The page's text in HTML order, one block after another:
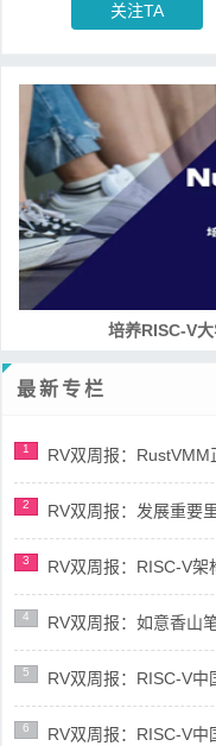
关注TA
培养RISC-V
最新专栏
1 RV双周报：
2 RV双周报：发展重要
3 RV双周报：RISC-V
4 RV双周报：如意香山
5 RV双周报：RISC-V
6 RV双周报：RISC-V